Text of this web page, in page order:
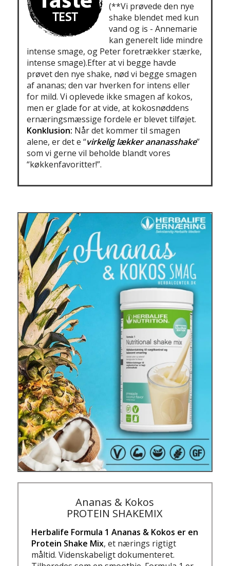
(**Vi prøvede den nye
shake blendet med kun
vand og is - Annemarie
kan generelt lide mindre
intense smage, og Peter foretrækker stærke,
intense smage).Efter at vi begge havde
prøvet den nye shake, nød vi begge smagen
af ananas; den var hverken for intens eller
for mild. Vi oplevede ikke smagen af kokos,
men er glade for at vide, at kokosnøddens
ernæringsmæssige fordele er blevet tilføjet.
Konklusion: Når det kommer til smagen
alene, er det e “virkelig lækker ananasshake”
som vi gerne vil beholde blandt vores
“køkkenfavoritter!”.
Ananas & Kokos
PROTEIN SHAKEMIX
Herbalife Formula 1 Ananas & Kokos er en
Protein Shake Mix, et nærings rigtigt
måltid. Videnskabeligt dokumenteret.